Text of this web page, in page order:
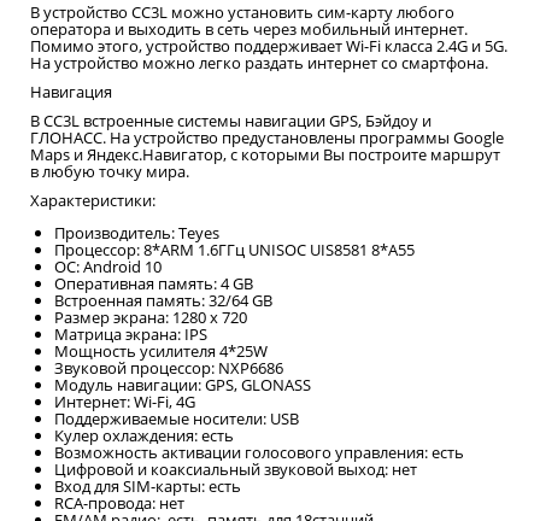
В устройство CC3L можно установить сим-карту любого
оператора и выходить в сеть через мобильный интернет.
Помимо этого, устройство поддерживает Wi-Fi класса 2.4G и 5G.
На устройство можно легко раздать интернет со смартфона.
Навигация
В CC3L встроенные системы навигации GPS, Бэйдоу и
ГЛОНАСС. На устройство предустановлены программы Google
Maps и Яндекс.Навигатор, с которыми Вы построите маршрут
в любую точку мира.
Характеристики:
Производитель: Teyes
Процессор: 8*ARM 1.6ГГц UNISOC UIS8581 8*A55
ОС: Android 10
Оперативная память: 4 GB
Встроенная память: 32/64 GB
Размер экрана: 1280 х 720
Матрица экрана: IPS
Мощность усилителя 4*25W
Звуковой процессор: NXP6686
Модуль навигации: GPS, GLONASS
Интернет: Wi-Fi, 4G
Поддерживаемые носители: USB
Кулер охлаждения: есть
Возможность активации голосового управления: есть
Цифровой и коаксиальный звуковой выход: нет
Вход для SIM-карты: есть
RCA-провода: нет